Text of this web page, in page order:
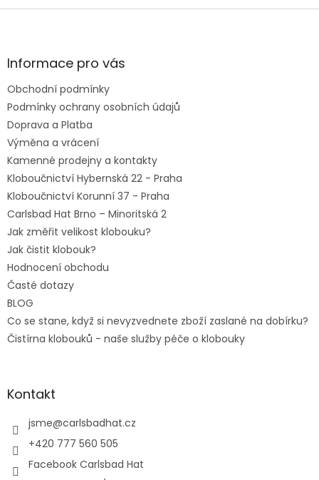
Z
aInformace pro vás
Obchodní podmínky
Podmínky ochrany osobních údajů
Doprava a Platba
Výměna a vrácení
Kamenné prodejny a kontakty
Kloboučnictví Hybernská 22 - Praha
Kloboučnictví Korunní 37 - Praha
Carlsbad Hat Brno – Minoritská 2
Jak změřit velikost klobouku?
Jak čistit klobouk?
Hodnocení obchodu
Časté dotazy
BLOG
Co se stane, když si nevyzvednete zboží zaslané na dobírku?
Čistírna klobouků - naše služby péče o klobouky
Kontakt
jsme@carlsbadhat.cz
+420 777 560 505
Facebook Carlsbad Hat